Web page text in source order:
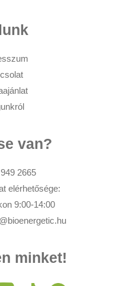
van?
2665
elérhetősége:
9:00-14:00
minket!